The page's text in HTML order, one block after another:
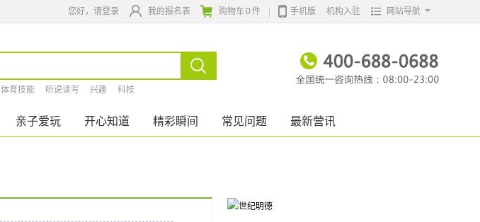
我的报名表 购物车0 件 手机版 机构入驻 网站导航
您好，请登录
体育技能 听说读写 兴趣 科技
亲子爱玩 开心知道 精彩瞬间 常见问题 最新营讯